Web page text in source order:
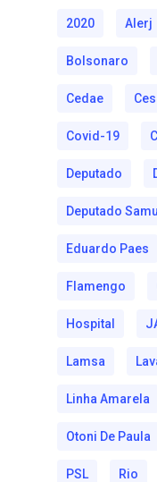
2020 Alerj
Bolsonaro
Cedae
Covid-19
Deputado
Deputado
Eduardo Paes
Flamengo
Hospital
Lamsa
Linha Amarela
Otoni De Paula
PSL Rio